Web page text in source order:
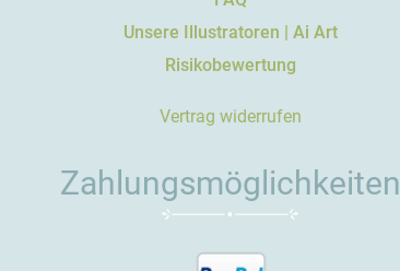
Unsere Illustratoren | Ai Art
Risikobewertung
Vertrag widerrufen
Zahlungsmöglichkeiten